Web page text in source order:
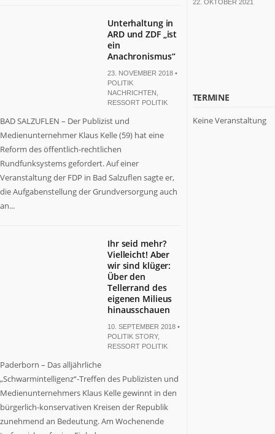
Unterhaltung in
ARD und ZDF „ist
ein
Anachronismus“
23. NOVEMBER 2018 •
POLITIK
NACHRICHTEN
RESSORT POLITIK
BAD SALZUFLEN – Der Publizist und
Medienunternehmer Klaus Kelle (59) hat eine
Reform des öffentlich-rechtlichen
Rundfunksystems gefordert. Auf einer
Veranstaltung der FDP in Bad Salzuflen sagte er,
die Aufgabenstellung der Grundversorgung auch
an...
Ihr seid mehr?
Vielleicht! Aber
wir sind klüger:
Über den
Tellerrand des
eigenen Milieus
hinausschauen
10. SEPTEMBER 2018 •
POLITIK STORY,
RESSORT POLITIK
Paderborn – Das alljährliche
„Schwarmintelligenz“-Treffen des Publizisten und
Medienunternehmers Klaus Kelle gewinnt in den
bürgerlich-konservativen Kreisen der Republik
zunehmend an Bedeutung. Am Wochenende
22. OKTOBER 2021
TERMINE
Keine Veranstaltung